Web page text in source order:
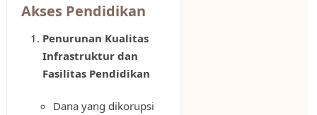
Akses Pendidikan
Penurunan Kualitas
Infrastruktur dan
Fasilitas Pendidikan
Dana yang dikorupsi